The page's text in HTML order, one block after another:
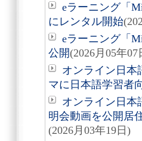
eラーニング「
にレンタル開始
eラーニング「
公開(2026月05年07
オンライン日本
マに日本語学習者
オンライン日本
明会動画を公開居
(2026月03年19日)